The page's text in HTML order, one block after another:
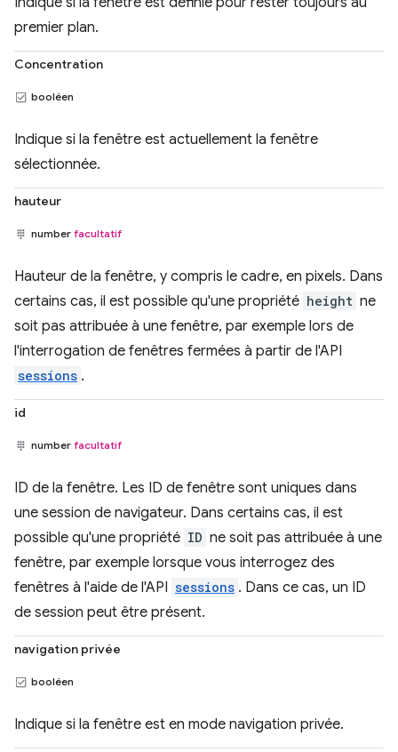
premier plan.
Concentration
booléen
Indique si la fenêtre est actuellement la fenêtre
sélectionnée.
hauteur
number facultatif
Hauteur de la fenêtre, y compris le cadre, en pixels. Dans
certains cas, il est possible qu'une propriété height ne
soit pas attribuée à une fenêtre, par exemple lors de
l'interrogation de fenêtres fermées à partir de l'API
sessions .
id
number facultatif
ID de la fenêtre. Les ID de fenêtre sont uniques dans
une session de navigateur. Dans certains cas, il est
possible qu'une propriété ID ne soit pas attribuée à une
fenêtre, par exemple lorsque vous interrogez des
fenêtres à l'aide de l'API sessions . Dans ce cas, un ID
de session peut être présent.
navigation privée
booléen
Indique si la fenêtre est en mode navigation privée.